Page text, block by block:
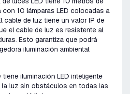
10 lámparas LED colocadas a
cable de luz tiene un valor IP de
el cable de luz es resistente al
Esto garantiza que podrá
iluminación ambiental
iluminación LED inteligente
la luz sin obstáculos en todas las